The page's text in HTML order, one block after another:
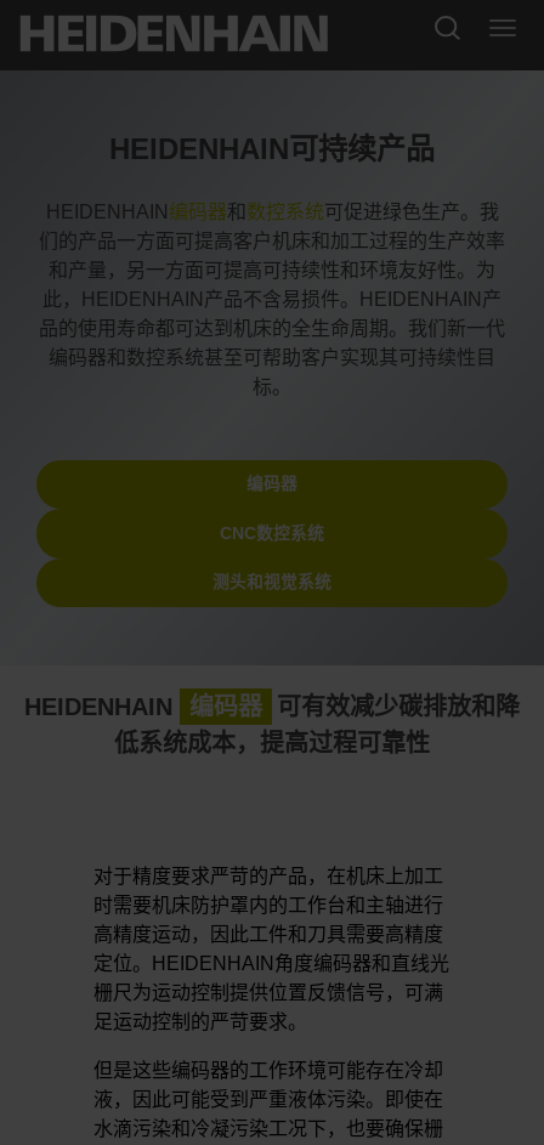
HEIDENHAIN可持续产品
HEIDENHAIN 编码器和 数控系统可促进绿色生产。我
们的产品一方面可提高客户机床和加工过程的生产效率
和产量，另一方面可提高可持续性和环境友好性。为
此，HEIDENHAIN产品不含易损件。HEIDENHAIN产
品的使用寿命都可达到机床的全生命周期。我们新一代
编码器和数控系统甚至可帮助客户实现其可持续性目
标。
编码器
CNC数控系统
测头和视觉系统
HEIDENHAIN 编码器
可有效减少碳排放和降
低系统成本，提高过程可靠性
对于精度要求严苛的产品，在机床上加工
时需要机床防护罩内的工作台和主轴进行
高精度运动，因此工件和刀具需要高精度
定位。HEIDENHAIN角度编码器和直线光
栅尺为运动控制提供位置反馈信号，可满
足运动控制的严苛要求。
但是这些编码器的工作环境可能存在冷却
液，因此可能受到严重液体污染。即使在
水滴污染和冷凝污染工况下，也要确保栅